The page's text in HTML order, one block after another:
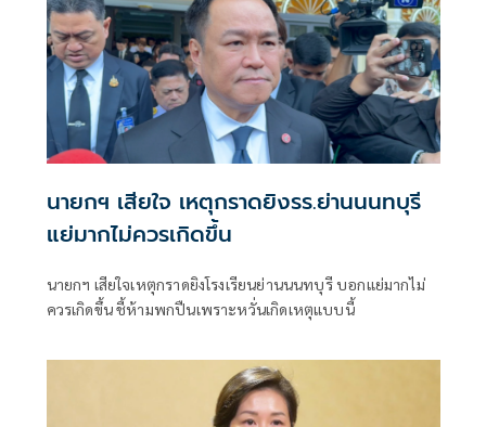
นายกฯ เสียใจ เหตุกราดยิงรร.ย่านนนทบุรี
แย่มากไม่ควรเกิดขึ้น
นายกฯ เสียใจเหตุกราดยิงโรงเรียนย่านนนทบุรี บอกแย่มากไม่
ควรเกิดขึ้น ชี้ห้ามพกปืนเพราะหวั่นเกิดเหตุแบบนี้